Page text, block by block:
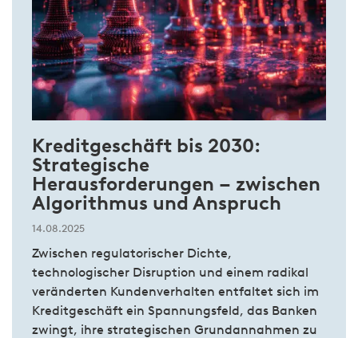
Kreditgeschäft bis 2030:
Strategische
Herausforderungen – zwischen
Algorithmus und Anspruch
14.08.2025
Zwischen regulatorischer Dichte,
technologischer Disruption und einem radikal
veränderten Kundenverhalten entfaltet sich im
Kreditgeschäft ein Spannungsfeld, das Banken
zwingt, ihre strategischen Grundannahmen zu